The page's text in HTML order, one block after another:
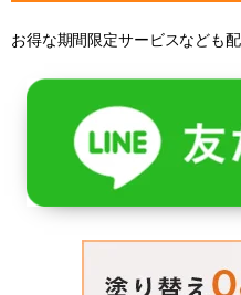
お得な期間限定サービスなども